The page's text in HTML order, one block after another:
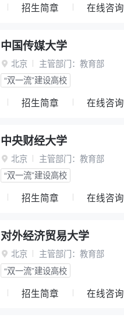
招生简章 在线咨询
中国传媒大学
 北京 主管部门： 教育部
“双一流”建设高校
招生简章 在线咨询
中央财经大学
 北京 主管部门： 教育部
“双一流”建设高校
招生简章 在线咨询
对外经济贸易大学
 北京 主管部门： 教育部
“双一流”建设高校
招生简章 在线咨询